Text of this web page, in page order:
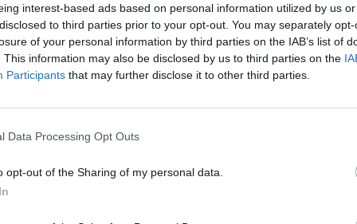
interest-based ads based on personal information utilized by us
to third parties prior to your opt-out. You may separately
of your personal information by third parties on the IAB’s list of
This information may also be disclosed by us to third parties on the
Participants that may further disclose it to other third parties.
Data Processing Opt Outs
opt-out of the Sharing of my personal data.
le risque de certaines
chirurgie orthopédique à l’Université de Pennsylvanie et
de
constaté un quasi-doublement du risque de
osseuse à cinq ans ».